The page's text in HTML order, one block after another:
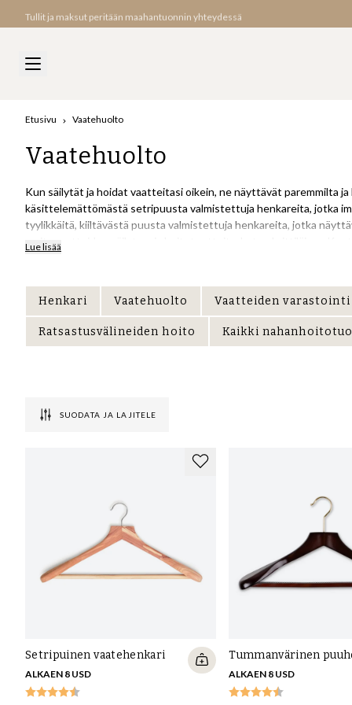
Tullit ja maksut peritään maahantuonnin yhteydessä
Etusivu Vaatehuolto
Vaatehuolto
Kun säilytät ja hoidat vaatteitasi oikein, ne näyttävät paremmilta
käsittelemättömästä setripuusta valmistettuja henkareita, jotka
tyylikkäitä, kiiltävästä puusta valmistettuja henkareita, jotka
muita vaatteiden säilytys- ja hoitotuotteita, kuten brittiläisen Kent-
Koska vaatteesi viettävät suurimman osan ajastaan henkareissa
huolehdit tavaroistasi, ne kestävät pidempään ja näyttävät
tavalla ja vapautuvat rypyistä ja ryppyistä - seikkoja, jotka
onko sinulla vaatekaappiin erilaisia paitahenkareita,
Miten voin suojella vaatteitani ja
pusseja. Pussit setripurua myös vetävät puoleensa paljon
Lue lisää
Henkari Vaatehuolto Vaatteiden varastointi
Ratsastusvälineiden hoito Kaikki
SUODATA JA LAJITELE
Setripuinen vaatehenkari
ALKAEN 8 USD
Tummanvärinen
ALKAEN 8 USD